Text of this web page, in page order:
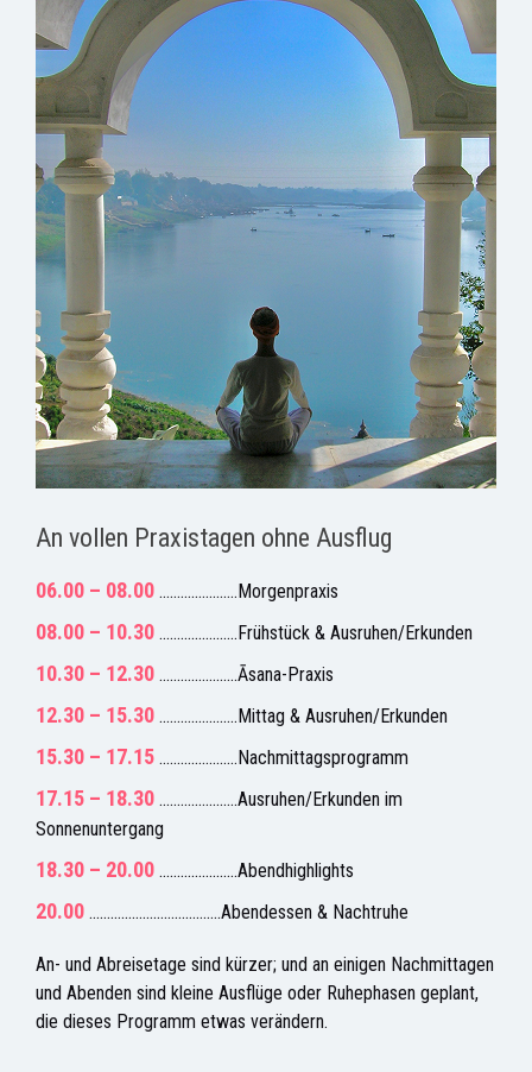
An vollen Praxistagen ohne Ausflug
06.00 – 08.00 ………………….Morgenpraxis
08.00 – 10.30 ………………….Frühstück & Ausruhen/Erkunden
10.30 – 12.30 ………………….Āsana-Praxis
12.30 – 15.30 ………………….Mittag & Ausruhen/Erkunden
15.30 – 17.15 ………………….Nachmittagsprogramm
17.15 – 18.30 ………………….Ausruhen/Erkunden im
Sonnenuntergang
18.30 – 20.00 ………………….Abendhighlights
20.00 ……………………………….Abendessen & Nachtruhe
An- und Abreisetage sind kürzer; und an einigen Nachmittagen
und Abenden sind kleine Ausflüge oder Ruhephasen geplant,
die dieses Programm etwas verändern.